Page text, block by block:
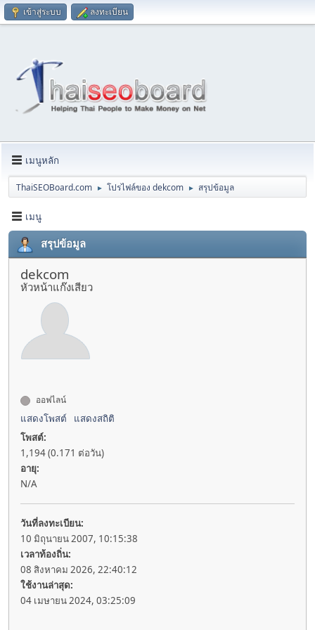
เข้าสู่ระบบ ลงทะเบียน
เมนูหลัก
ThaiSEOBoard.com ► โปรไฟล์ของ dekcom ► สรุปข้อมูล
เมนู
สรุปข้อมูล
dekcom
หัวหน้าแก๊งเสียว
ออฟไลน์
แสดงโพสต์
แสดงสถิติ
โพสต์:
1,194 (0.171 ต่อวัน)
อายุ:
N/A
วันที่ลงทะเบียน:
10 มิถุนายน 2007, 10:15:38
เวลาท้องถิ่น:
08 สิงหาคม 2026, 22:40:12
ใช้งานล่าสุด:
04 เมษายน 2024, 03:25:09